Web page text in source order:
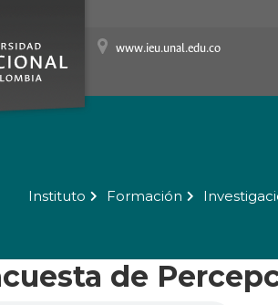
www.ieu.unal.edu.co
Instituto Formación
de